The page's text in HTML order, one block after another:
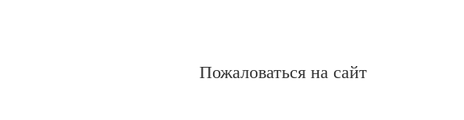
Пожаловаться на сайт